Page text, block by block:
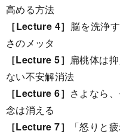
高める方法
［Lecture 4］ 脳を洗浄
さのメッタ
［Lecture 5］ 扁桃体は
ない不安解消法
［Lecture 6］ さよなら
念は消える
［Lecture 7］
「怒りと